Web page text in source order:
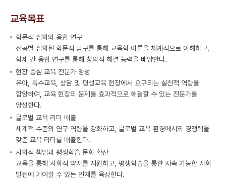
교육목표
학문적 심화와 융합 연구
전공별 심화된 학문적 탐구를 통해 교육학 이론을 체계적으로 이해하고,
학제 간 융합 연구를 통해 창의적 해결 능력을 배양한다.
현장 중심 교육 전문가 양성
유아, 특수교육, 상담 및 평생교육 현장에서 요구되는 실천적 역량을
함양하여, 교육 현장의 문제를 효과적으로 해결할 수 있는 전문가를
양성한다.
글로벌 교육 리더 배출
세계적 수준의 연구 역량을 강화하고, 글로벌 교육 환경에서의 경쟁력을
갖춘 교육 리더를 배출한다.
사회적 책임과 평생학습 문화 확산
교육을 통해 사회적 약자를 지원하고, 평생학습을 통한 지속 가능한 사회
발전에 기여할 수 있는 인재를 육성한다.